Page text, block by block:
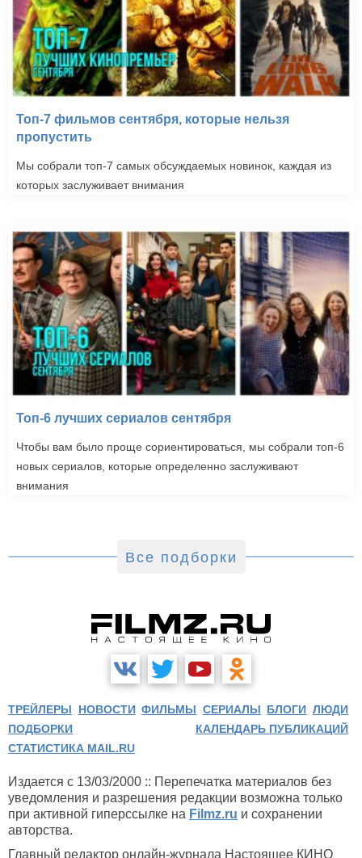
Топ-7 фильмов сентября, которые нельзя
пропустить
Мы собрали топ-7 самых обсуждаемых новинок, каждая из
которых заслуживает внимания
Топ-6 лучших сериалов сентября
Чтобы вам было проще сориентироваться, мы собрали топ-6
новых сериалов, которые определенно заслуживают
внимания
Все подборки
ТРЕЙЛЕРЫ НОВОСТИ ФИЛЬМЫ СЕРИАЛЫ БЛОГИ ЛЮДИ
ПОДБОРКИ
КАЛЕНДАРЬ ПУБЛИКАЦИЙ
СТАТИСТИКА MAIL.RU
Издается с 13/03/2000 :: Перепечатка материалов без
уведомления и разрешения редакции возможна только
при активной гиперссылке на Filmz.ru и сохранении
авторства.
Главный редактор онлайн-журнала Настоящее КИНО